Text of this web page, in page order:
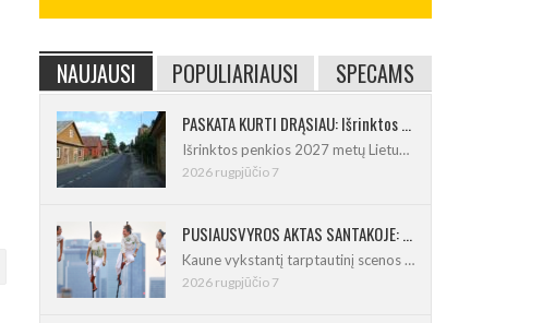
NAUJAUSI POPULIARIAUSI SPECAMS
PASKATA KURTI DRĄSIAU: Išrinktos 2027-ųjų Lietuvos mažosios kultūros sostinės
Išrinktos penkios 2027 metų Lietuvos
2026 rugpjūčio 7
PUSIAUSVYROS AKTAS SANTAKOJE: „ConTempo 2026“ uždarys sudėtingas pasirodymas 8 m aukštyje
Kaune vykstantį tarptautinį scenos menų
2026 rugpjūčio 7